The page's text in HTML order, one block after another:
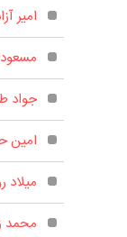
امیر
جواد
امین
میلاد
محمد